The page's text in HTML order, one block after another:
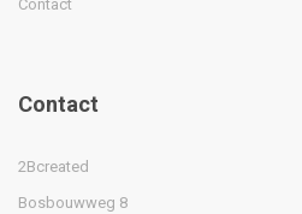
Contact
Contact
2Bcreated
Bosbouwweg 8